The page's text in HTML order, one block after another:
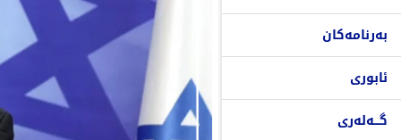
بەرنامەکان
ئابوری
گـــەلەری